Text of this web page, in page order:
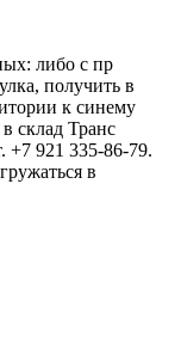
либо с пр
получить в
к синему
склад Транс
+7 921 335-86-79.
в